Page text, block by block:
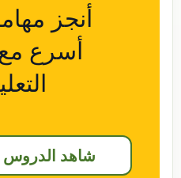
أنجز
أسرع
شاهد الدروس